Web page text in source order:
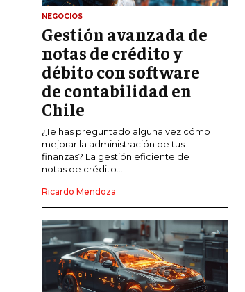
GESTIÓN DE MARCA
INVESTIGACIÓN DE MERCADO
ANÁLISIS DE COMPETENCIA
GESTIÓN DE CLIENTES
EMPRENDIMIENTO
INNOVACIÓN EMPRESARIAL
GESTIÓN DEL CAMBIO
LIDERAZGO
EMPRENDIMIENTO
PLANIFICACIÓN EMPRESARIAL
NEGOCIOS
Gestión avanzada de
notas de crédito y
débito con software
de contabilidad en
Chile
¿Te has preguntado alguna vez cómo
mejorar la administración de tus
finanzas? La gestión eficiente de
notas de crédito...
Ricardo Mendoza